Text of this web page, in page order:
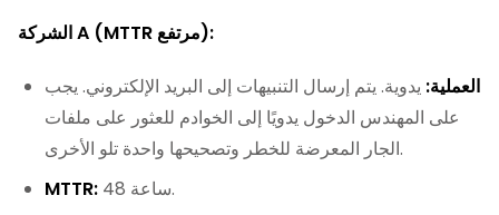
الشركة A (MTTR مرتفع):
العملية: يدوية. يتم إرسال التنبيهات إلى البريد الإلكتروني. يجب
على المهندس الدخول يدويًا إلى الخوادم للعثور على ملفات
الجار المعرضة للخطر وتصحيحها واحدة تلو الأخرى.
MTTR:
48 ساعة.